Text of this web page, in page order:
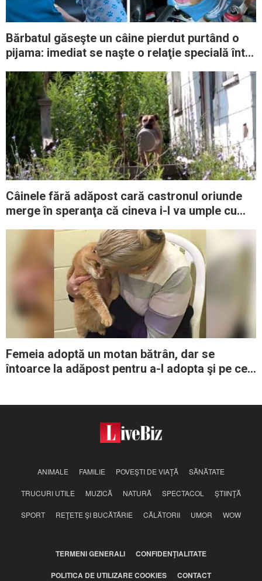
Bărbatul găseşte un câine pierdut purtând o
pijama: imediat se naşte o relaţie specială între
Câinele fără adăpost cară castronul oriunde
merge în speranţa că cineva i-l va umple cu
Femeia adoptă un motan bătrân, dar se
întoarce la adăpost pentru a-l adopta şi pe cel
ANIMALE FAMILIE POVEŞTI DE VIAŢĂ SĂNĂTATE
TRUCURI UTILE MUZICĂ NATURĂ SPECTACOL ŞTIINŢĂ
SPORT REŢETE ŞI BUCĂTĂRIE CĂLĂTORII UMOR WOW
TERMENI GENERALI CONFIDENŢIALITATE
POLITICA DE UTILIZARE COOKIES CONTACT